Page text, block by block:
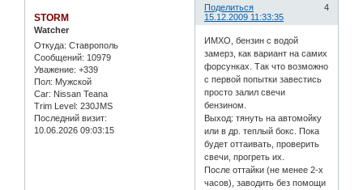
Поделиться
4
15.12.2009 11:33:35
STORM
Watcher
Откуда: Ставрополь
Сообщений: 10979
Уважение: +339
Пол: Мужской
Car: Nissan Teana
Trim Level: 230JMS
Последний визит:
10.06.2026 09:03:15
ИМХО, бензин с водой
замерз, как вариант на самих
форсунках. Так что возможно
с первой попытки завестись
просто залил свечи
бензином.
Выход: тянуть на автомойку
или в др. теплый бокс. Пока
будет оттаивать, проверить
свечи, прогреть их.
После оттайки (не менее 2-х
часов), заводить без помощи